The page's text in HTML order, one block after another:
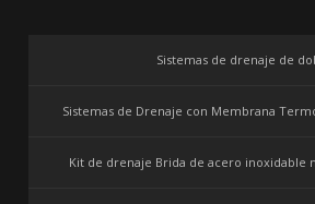
Sistemas de drenaje de
Sistemas de Drenaje con Membrana
Kit de drenaje Brida de acero inoxidable